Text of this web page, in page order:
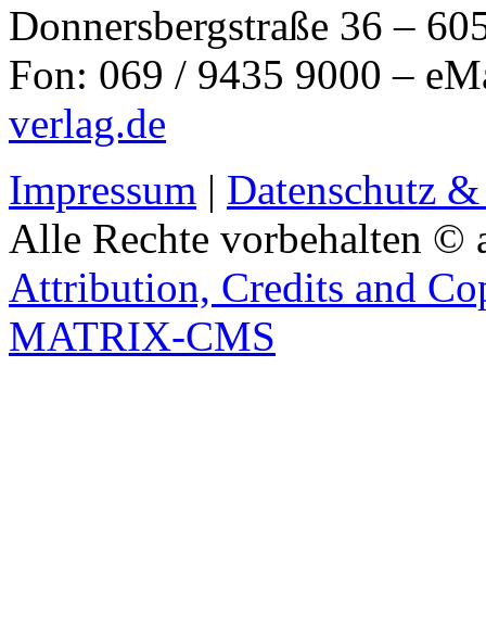
Donnersbergstraße 36 –
Fon: 069 / 9435 9000 –
verlag.de
Impressum | Datenschutz
Alle Rechte vorbehalten ©
Attribution, Credits and
MATRIX-CMS